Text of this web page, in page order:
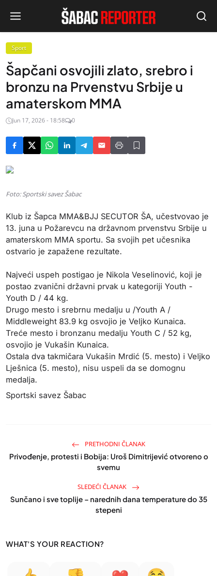
Sport
Šapčani osvojili zlato, srebro i
bronzu na Prvenstvu Srbije u
amaterskom MMA
Jun 17, 2026 - 18:58 0
Foto: Sportski savez Šabac
Klub iz Šapca MMA&BJJ SECUTOR ŠA, učestvovao je
13. juna u Požarevcu na državnom prvenstvu Srbije u
amaterskom MMA sportu. Sa svojih pet učesnika
ostvario je zapažene rezultate.
Najveći uspeh postigao je Nikola Veselinović, koji je
postao zvanični državni prvak u kategoriji Youth -
Youth D / 44 kg.
Drugo mesto i srebrnu medalju u /Youth A /
Middleweight 83.9 kg osvojio je Veljko Kunaica.
Treće mesto i bronzanu medalju Youth C / 52 kg,
osvojio je Vukašin Kunaica.
Ostala dva takmičara Vukašin Mrdić (5. mesto) i Veljko
Lješnica (5. mesto), nisu uspeli da se domognu
medalja.
Sportski savez Šabac
PRETHODNI ČLANAK
Privođenje, protesti i Bobija: Uroš Dimitrijević otvoreno o
svemu
SLEDEĆI ČLANAK
Sunčano i sve toplije – narednih dana temperature do 35
stepeni
WHAT'S YOUR REACTION?